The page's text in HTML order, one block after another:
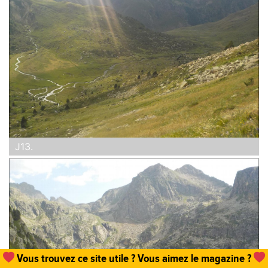
J13.
Vous trouvez ce site utile ? Vous aimez le magazine ?